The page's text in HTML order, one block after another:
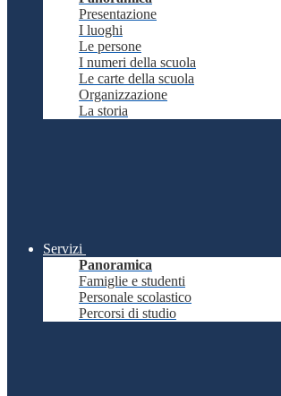
Presentazione
I luoghi
Le persone
I numeri della scuola
Le carte della scuola
Organizzazione
La storia
Servizi
Panoramica
Famiglie e studenti
Personale scolastico
Percorsi di studio